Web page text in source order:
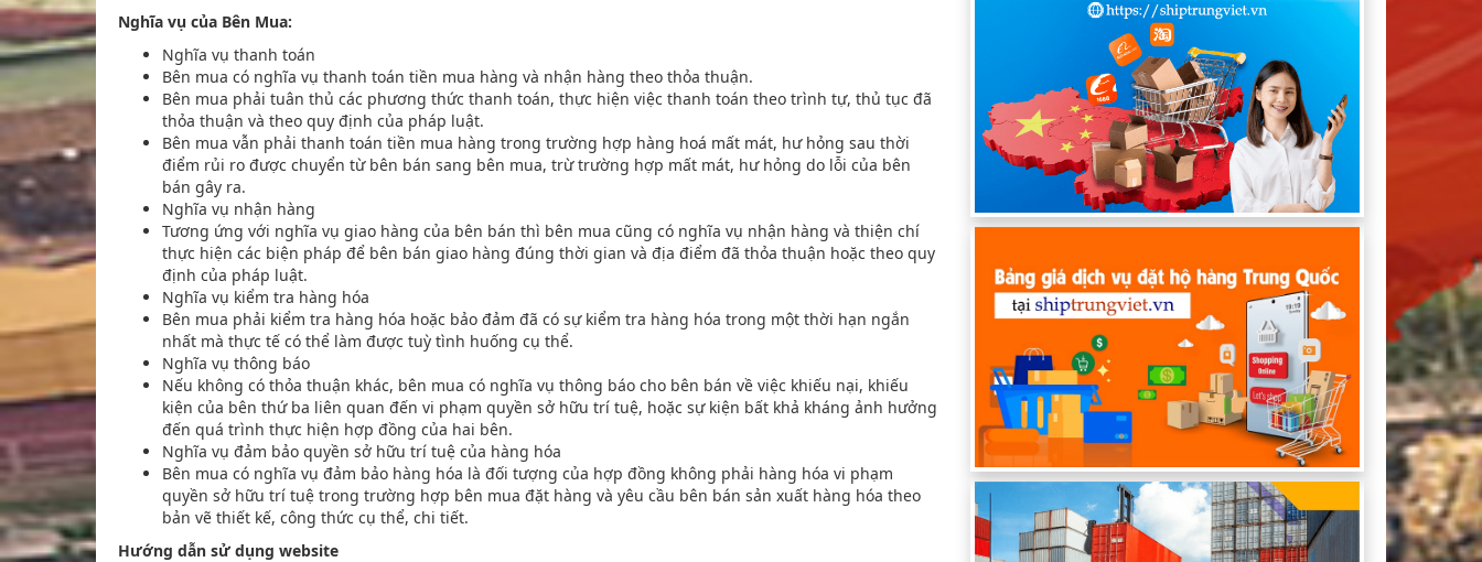
Nghĩa vụ của Bên Mua:
Nghĩa vụ thanh toán
Bên mua có nghĩa vụ thanh toán tiền mua hàng và nhận hàng theo thỏa thuận.
Bên mua phải tuân thủ các phương thức thanh toán, thực hiện việc thanh toán theo trình tự, thủ tục đã
thỏa thuận và theo quy định của pháp luật.
Bên mua vẫn phải thanh toán tiền mua hàng trong trường hợp hàng hoá mất mát, hư hỏng sau thời
điểm rủi ro được chuyển từ bên bán sang bên mua, trừ trường hợp mất mát, hư hỏng do lỗi của bên
bán gây ra.
Nghĩa vụ nhận hàng
Tương ứng với nghĩa vụ giao hàng của bên bán thì bên mua cũng có nghĩa vụ nhận hàng và thiện chí
thực hiện các biện pháp để bên bán giao hàng đúng thời gian và địa điểm đã thỏa thuận hoặc theo quy
định của pháp luật.
Nghĩa vụ kiểm tra hàng hóa
Bên mua phải kiểm tra hàng hóa hoặc bảo đảm đã có sự kiểm tra hàng hóa trong một thời hạn ngắn
nhất mà thực tế có thể làm được tuỳ tình huống cụ thể.
Nghĩa vụ thông báo
Nếu không có thỏa thuận khác, bên mua có nghĩa vụ thông báo cho bên bán về việc khiếu nại, khiếu
kiện của bên thứ ba liên quan đến vi phạm quyền sở hữu trí tuệ, hoặc sự kiện bất khả kháng ảnh hưởng
đến quá trình thực hiện hợp đồng của hai bên.
Nghĩa vụ đảm bảo quyền sở hữu trí tuệ của hàng hóa
Bên mua có nghĩa vụ đảm bảo hàng hóa là đối tượng của hợp đồng không phải hàng hóa vi phạm
quyền sở hữu trí tuệ trong trường hợp bên mua đặt hàng và yêu cầu bên bán sản xuất hàng hóa theo
bản vẽ thiết kế, công thức cụ thể, chi tiết.
Hướng dẫn sử dụng website